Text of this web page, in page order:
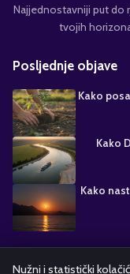
Najjednostavniji put do
tvojih
Posljednje objave
Kako
Kako
Kako
Nužni i statistički